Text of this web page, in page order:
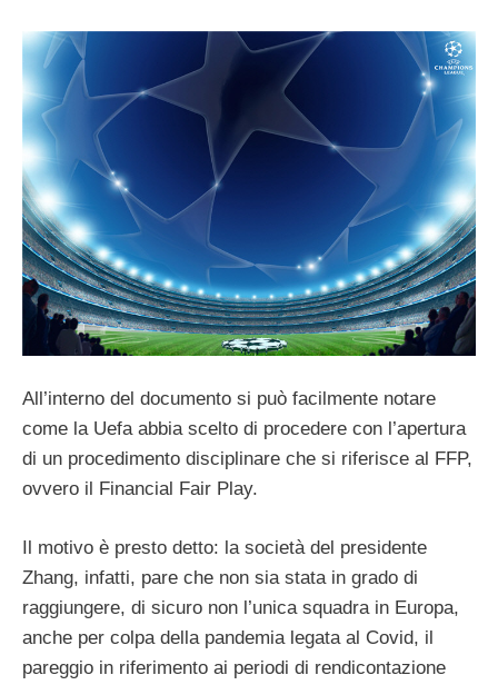
All’interno del documento si può facilmente notare
come la Uefa abbia scelto di procedere con l’apertura
di un procedimento disciplinare che si riferisce al FFP,
ovvero il Financial Fair Play.
Il motivo è presto detto: la società del presidente
Zhang, infatti, pare che non sia stata in grado di
raggiungere, di sicuro non l’unica squadra in Europa,
anche per colpa della pandemia legata al Covid, il
pareggio in riferimento ai periodi di rendicontazione